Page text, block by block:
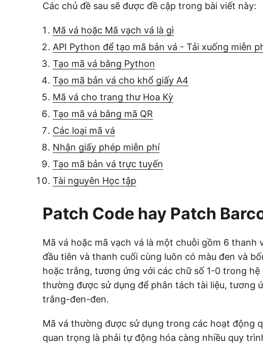
Các chủ đề sau sẽ được đề cập trong bài viết này:
Mã vá hoặc Mã vạch vá là gì
API Python để tạo mã bản vá - Tải xuống miễn
Tạo mã vá bằng Python
Tạo mã bản vá cho khổ giấy A4
Mã vá cho trang thư Hoa Kỳ
Tạo mã vá bằng mã QR
Các loại mã vá
Nhận giấy phép miễn phí
Tạo mã bản vá trực tuyến
Tài nguyên Học tập
Patch Code hay Patch
Mã vá hoặc mã vạch vá là một chuỗi gồm 6
đầu tiên và thanh cuối cùng luôn có màu đen và
hoặc trắng, tương ứng với các chữ số 1-0 trong hệ
thường được sử dụng để phân tách tài liệu, tương
trắng-đen-đen.
Mã vá thường được sử dụng trong các hoạt động
quan trọng là phải tự động hóa càng nhiều quy